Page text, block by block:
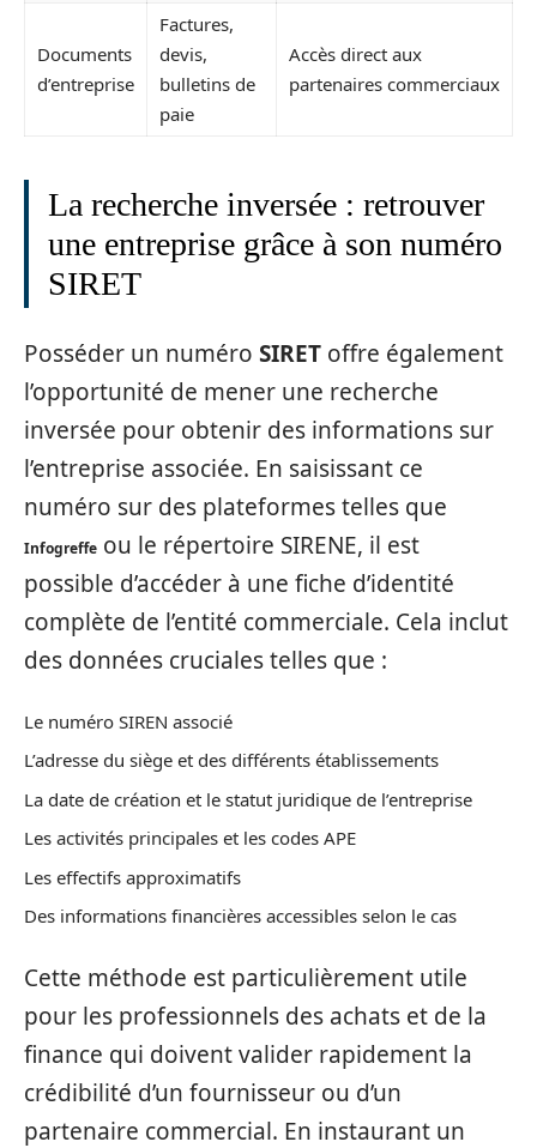
Documents
d’entreprise
Factures,
devis,
bulletins de
paie
Accès direct aux
partenaires commerciaux
La recherche inversée : retrouver
une entreprise grâce à son numéro
SIRET
Posséder un numéro SIRET offre également
l’opportunité de mener une recherche
inversée pour obtenir des informations sur
l’entreprise associée. En saisissant ce
numéro sur des plateformes telles que
Infogreffe ou le répertoire SIRENE, il est
possible d’accéder à une fiche d’identité
complète de l’entité commerciale. Cela inclut
des données cruciales telles que :
Le numéro SIREN associé
L’adresse du siège et des différents établissements
La date de création et le statut juridique de l’entreprise
Les activités principales et les codes APE
Les effectifs approximatifs
Des informations financières accessibles selon le cas
Cette méthode est particulièrement utile
pour les professionnels des achats et de la
finance qui doivent valider rapidement la
crédibilité d’un fournisseur ou d’un
partenaire commercial. En instaurant un